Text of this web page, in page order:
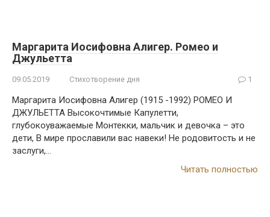
Маргарита Иосифовна Алигер. Ромео и
Джульетта
09.05.2019 Стихотворение дня 1
Маргарита Иосифовна Алигер (1915 -1992) РОМЕО И
ДЖУЛЬЕТТА Высокочтимые Капулетти,
глубокоуважаемые Монтекки, мальчик и девочка – это
дети, В мире прославили вас навеки! Не родовитость и не
заслуги,…
Читать полностью